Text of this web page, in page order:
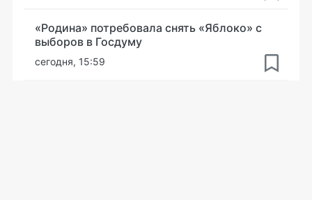
«Родина» потребовала снять «Яблоко» с
выборов в Госдуму
сегодня, 15:59